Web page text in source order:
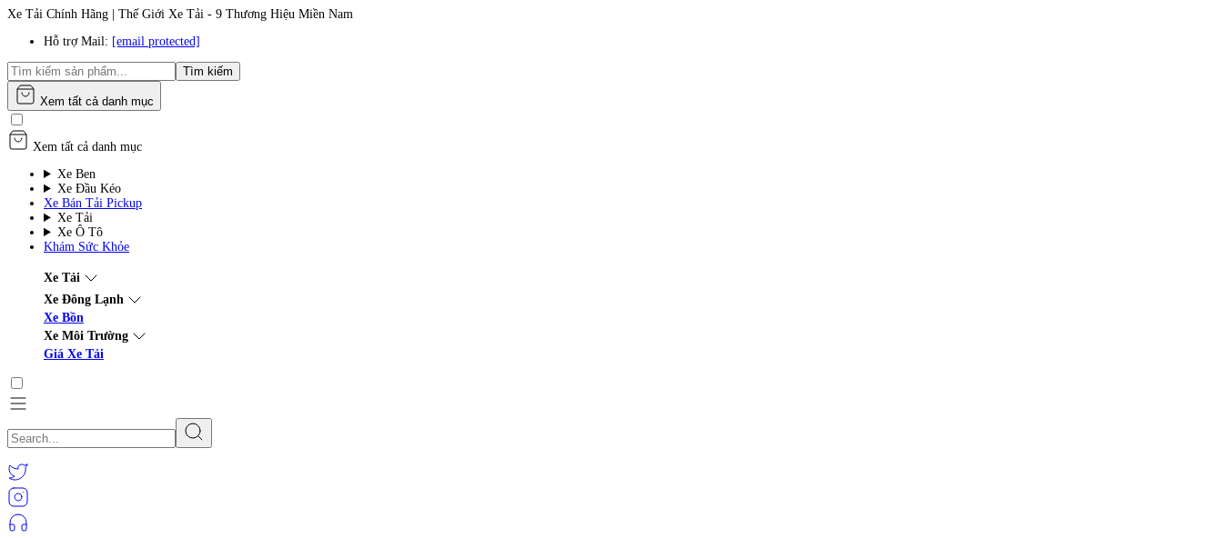
Xe Tải Chính Hãng | Thế Giới Xe Tải - 9 Thương Hiệu Miền Nam
Hỗ trợ Mail: [email protected]
Tìm kiếm
Xem tất cả danh mục
Xem tất cả danh mục
Xe Ben
Xe Đầu Kéo
Xe Bán Tải Pickup
Xe Tải
Xe Ô Tô
Khám Sức Khỏe
Xe Tải
Xe Đông Lạnh
Xe Bồn
Xe Môi Trường
Giá Xe Tải